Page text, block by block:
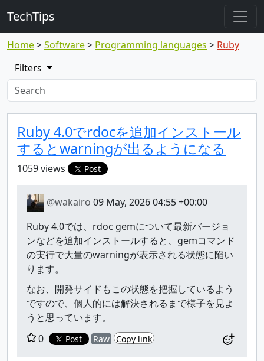
TechTips
Home Software Programming languages
Ruby
Filters
Highlighted topic
Topic
Ruby 4.0でrdocを追加インストール
するとwarningが出るようになる
1059 views Post
@wakairo 09 May, 2026 04:55 +00:00
Ruby 4.0では、rdoc gemについて最新バージョ
ンなどを追加インストールすると、gemコマンド
の実行で大量のwarningが表示される状態に陥い
ります。
なお、開発サイドもこの状態を把握しているよう
ですので、個人的には解決されるまで様子を見よ
うと思っています。
0
Post Raw Copy link